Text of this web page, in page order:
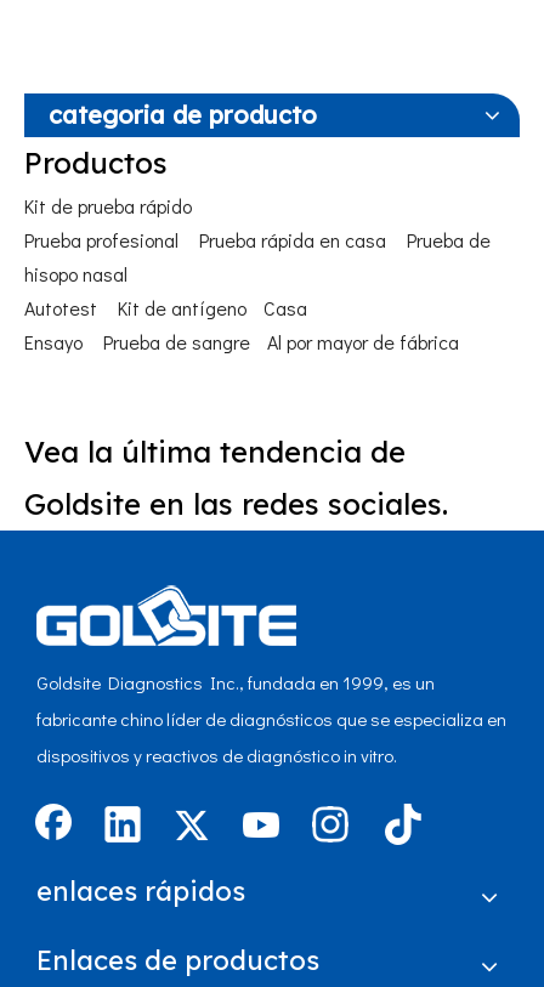
categoria de producto
Productos
Kit de prueba rápido
Prueba profesional
Prueba rápida en casa
Prueba de
hisopo nasal
Autotest
Kit de antígeno
Casa
Ensayo
Prueba de sangre Al por mayor de fábrica
Vea la última tendencia de
Goldsite en las redes sociales.
Goldsite Diagnostics Inc., fundada en 1999, es un
fabricante chino líder de diagnósticos que se especializa en
dispositivos y reactivos de diagnóstico in vitro.
enlaces rápidos
Enlaces de productos